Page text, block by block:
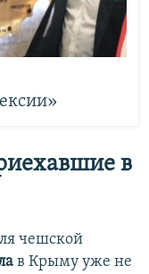
в
чешской
в Крыму уже не